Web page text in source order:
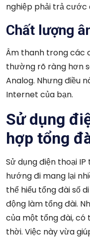
nghiệp phải trả cước
Chất lượng
Âm thanh trong các
thường rõ ràng hơn
Analog. Nhưng điều
Internet của bạn.
Sử dụng
hợp tổng
Sử dụng điện thoại
hướng đi mang lại
thể hiểu tổng đài số
động làm tổng đài.
của một tổng đài, có
thời. Việc này vừa